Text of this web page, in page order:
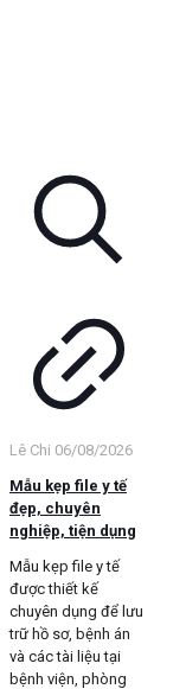
Lê Chi 06/08/2026
Mẫu kẹp file y tế
đẹp, chuyên
nghiệp, tiện dụng
Mẫu kẹp file y tế
được thiết kế
chuyên dụng để lưu
trữ hồ sơ, bệnh án
và các tài liệu tại
bệnh viện, phòng